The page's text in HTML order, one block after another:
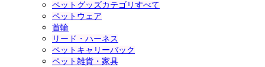
ペットグッズカテゴリすべて
ペットウェア
首輪
リード・ハーネス
ペットキャリーバック
ペット雑貨・家具